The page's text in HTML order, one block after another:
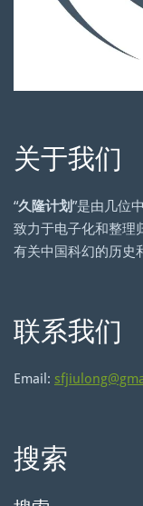
关于我们
“久隆计划”是由几位
致力于电子化和整理
有关中国科幻的历史
联系我们
Email:
搜索